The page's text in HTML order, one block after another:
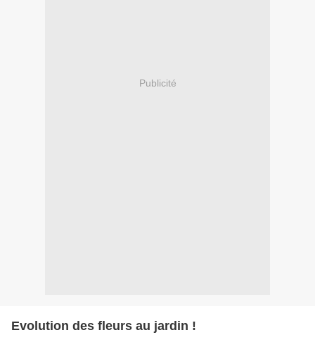
Publicité
Evolution des fleurs au jardin !